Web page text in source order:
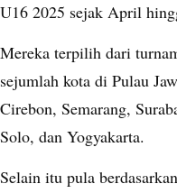
U16 2025 sejak April
Mereka terpilih dari
sejumlah kota di Pulau
Cirebon, Semarang,
Solo, dan Yogyakarta.
Selain itu pula